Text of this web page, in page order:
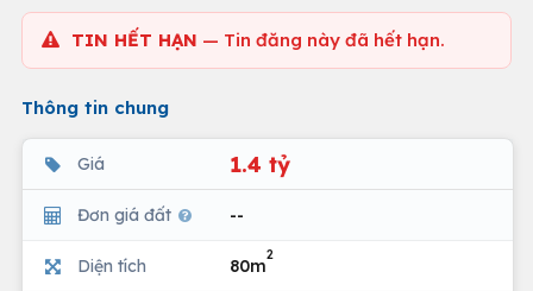
TIN HẾT HẠN — Tin đăng này đã hết hạn.
Thông tin chung
Giá 1.4 tỷ
Đơn giá đất --
Diện tích 80m
2